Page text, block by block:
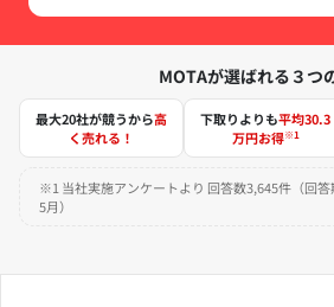
MOTAが選ばれる３つ
最大20社が競うから高
く売れる！
下取りよりも平均30.3
万円お得※1
※1 当社実施アンケートより 回答数3,645件（回
5月）